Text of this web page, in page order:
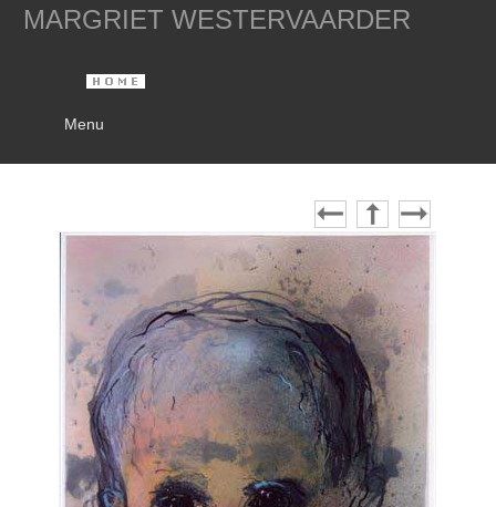
MARGRIET WESTERVAARDER
Menu